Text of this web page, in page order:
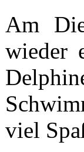
Am
wieder
viel